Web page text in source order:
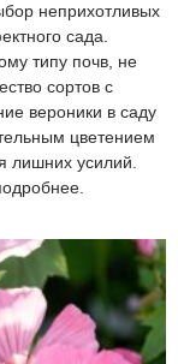
неприхотливых
сада.
типу почв, не
сортов с
вероники в саду
цветением
лишних усилий.